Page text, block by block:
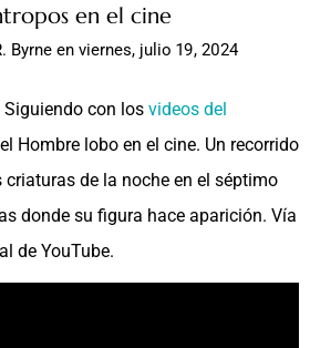
en el cine
Byrne en viernes, julio 19, 2024
con los videos del
Hombre lobo en el cine. Un recorrido
de la noche en el séptimo
donde su figura hace aparición. Vía
de YouTube.